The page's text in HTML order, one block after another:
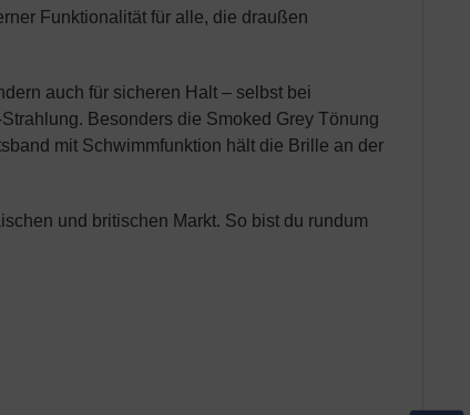
Funktionalität für alle, die draußen
auch für sicheren Halt – selbst bei
Besonders die Smoked Grey Tönung
mit Schwimmfunktion hält die Brille an der
und britischen Markt. So bist du rundum